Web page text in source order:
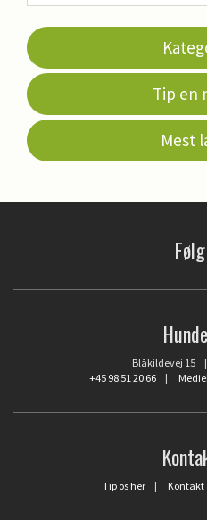
Tip en
Mest
Blåkildevej 15
+45 98 51 20 66|
Tip os her | Kontakt